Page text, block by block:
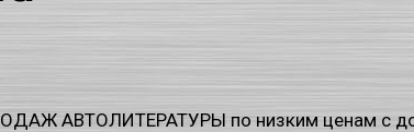
АВТОЛИТЕРАТУРЫ по низким ценам с